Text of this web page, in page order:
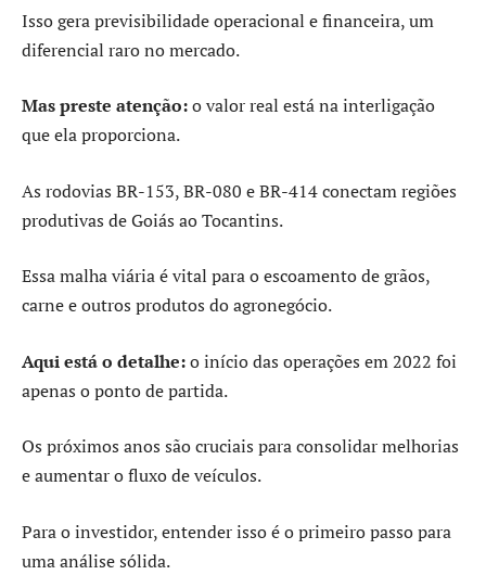
Isso gera previsibilidade operacional e financeira, um
diferencial raro no mercado.
Mas preste atenção:o valor real está na interligação
que ela proporciona.
As rodovias BR-153, BR-080 e BR-414 conectam regiões
produtivas de Goiás ao Tocantins.
Essa malha viária é vital para o escoamento de grãos,
carne e outros produtos do agronegócio.
Aqui está o detalhe:o início das operações em 2022 foi
apenas o ponto de partida.
Os próximos anos são cruciais para consolidar melhorias
e aumentar o fluxo de veículos.
Para o investidor, entender isso é o primeiro passo para
uma análise sólida.